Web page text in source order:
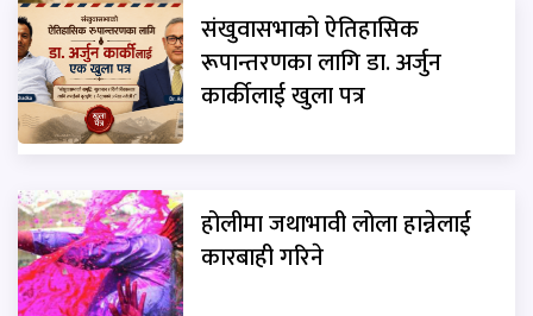
संखुवासभाको ऐतिहासिक
रूपान्तरणका लागि डा. अर्जुन
कार्कीलाई खुला पत्र
होलीमा जथाभावी लोला हान्नेलाई
कारबाही गरिने